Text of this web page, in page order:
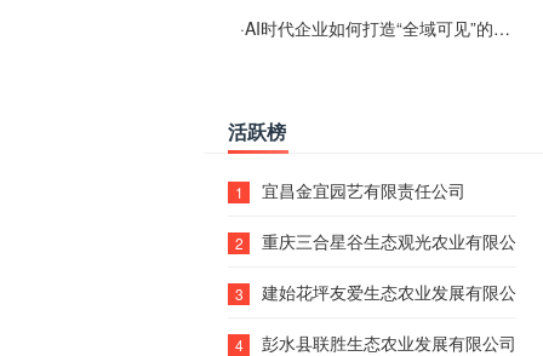
·AI时代企业如何打造“全域可见”的数字资产？梓彤超越给出新解法
活跃榜
1 宜昌金宜园艺有限责任公司
2 重庆三合星谷生态观光农业有限公司
3 建始花坪友爱生态农业发展有限公司
4 彭水县联胜生态农业发展有限公司